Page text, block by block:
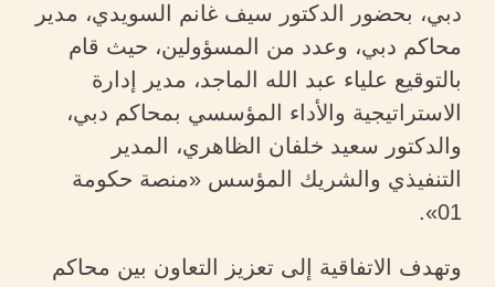
دبي، بحضور الدكتور سيف غانم السويدي، مدير
محاكم دبي، وعدد من المسؤولين، حيث قام
بالتوقيع علياء عبد الله الماجد، مدير إدارة
الاستراتيجية والأداء المؤسسي بمحاكم دبي،
والدكتور سعيد خلفان الظاهري، المدير
التنفيذي والشريك المؤسس «منصة حكومة
01».
وتهدف الاتفاقية إلى تعزيز التعاون بين محاكم